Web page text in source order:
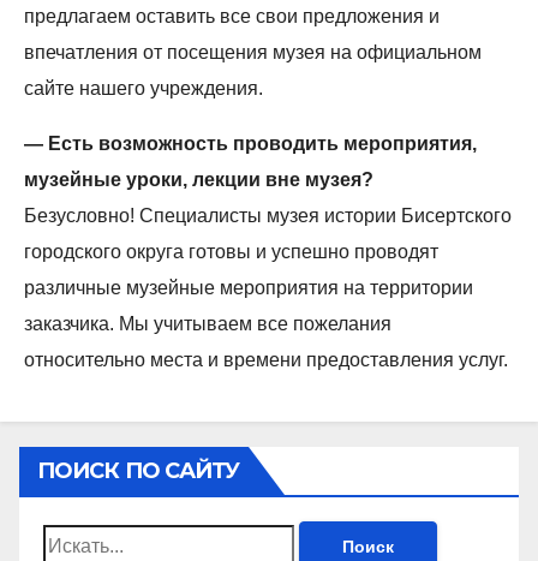
предлагаем оставить все свои предложения и
впечатления от посещения музея на официальном
сайте нашего учреждения.
— Есть возможность проводить мероприятия,
музейные уроки, лекции вне музея?
Безусловно! Специалисты музея истории Бисертского
городского округа готовы и успешно проводят
различные музейные мероприятия на территории
заказчика. Мы учитываем все пожелания
относительно места и времени предоставления услуг.
ПОИСК ПО САЙТУ
Найти: